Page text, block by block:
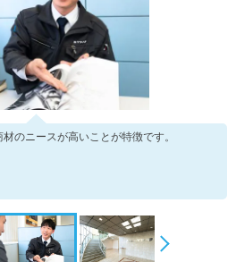
のニースが高いことが特徴です。